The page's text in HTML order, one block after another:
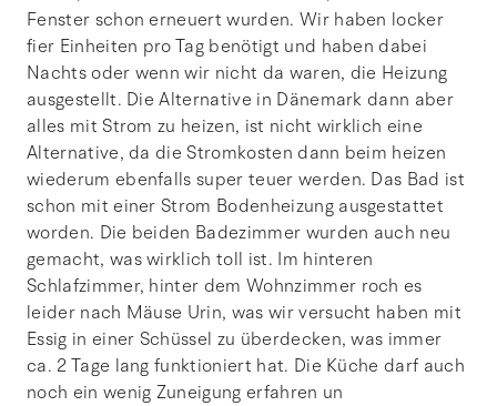
Fenster schon erneuert wurden. Wir haben locker
fier Einheiten pro Tag benötigt und haben dabei
Nachts oder wenn wir nicht da waren, die Heizung
ausgestellt. Die Alternative in Dänemark dann aber
alles mit Strom zu heizen, ist nicht wirklich eine
Alternative, da die Stromkosten dann beim heizen
wiederum ebenfalls super teuer werden. Das Bad ist
schon mit einer Strom Bodenheizung ausgestattet
worden. Die beiden Badezimmer wurden auch neu
gemacht, was wirklich toll ist. Im hinteren
Schlafzimmer, hinter dem Wohnzimmer roch es
leider nach Mäuse Urin, was wir versucht haben mit
Essig in einer Schüssel zu überdecken, was immer
ca. 2 Tage lang funktioniert hat. Die Küche darf auch
noch ein wenig Zuneigung erfahren un